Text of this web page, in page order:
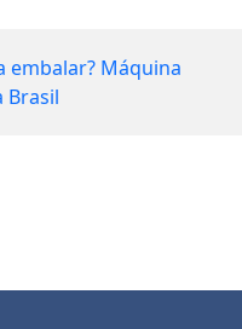
embalar? Máquina
Brasil